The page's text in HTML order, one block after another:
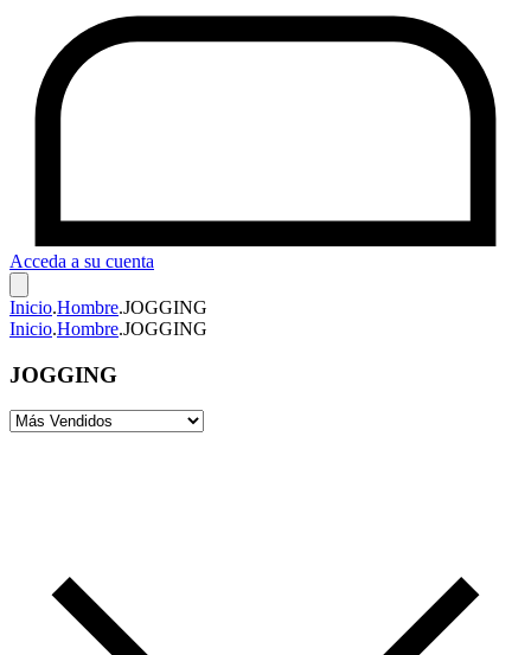
Acceda a su cuenta
Inicio.Hombre.JOGGING
Inicio.Hombre.JOGGING
JOGGING